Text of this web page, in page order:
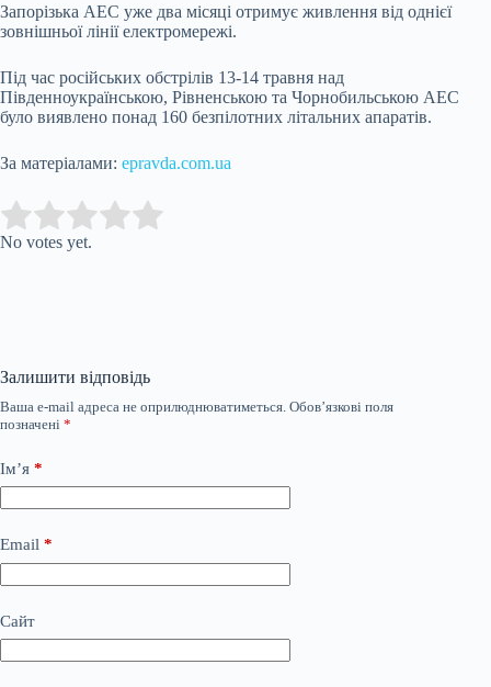
Запорізька АЕС уже два місяці отримує живлення від однієї
зовнішньої лінії електромережі.
Під час російських обстрілів 13-14 травня над
Південноукраїнською, Рівненською та Чорнобильською АЕС
було виявлено понад 160 безпілотних літальних апаратів.
За матеріалами: epravda.com.ua
Rate this item:
No votes yet.
Залишити відповідь
Ваша e-mail адреса не оприлюднюватиметься. Обов’язкові поля
позначені *
Ім’я *
Email *
Сайт